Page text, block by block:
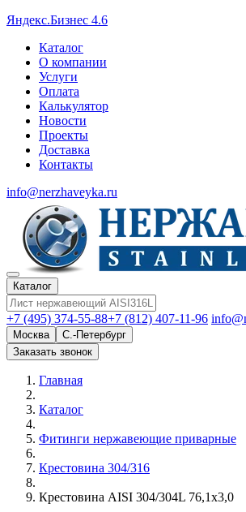
Яндекс.Бизнес 4.6
Каталог
О компании
Услуги
Оплата
Калькулятор
Новости
Проекты
Доставка
Контакты
info@nerzhaveyka.ru
Каталог
+7 (495) 374-55-88+7 (812) 407-11-96
Москва
С.-Петербург
Заказать звонок
Главная
Каталог
Фитинги нержавеющие приварные
Крестовина 304/316
Крестовина AISI 304/304L 76,1х3,0